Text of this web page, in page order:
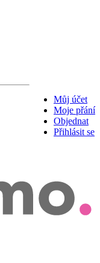
Můj účet
Moje přání
Objednat
Přihlásit se